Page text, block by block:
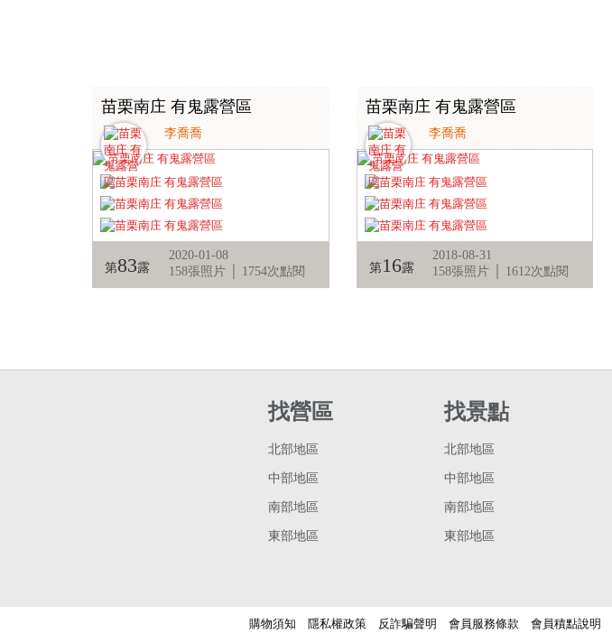
苗栗南庄 有鬼露營區
李喬喬
第83露
2020-01-08
158張照片 │ 1754次點閱
苗栗南庄 有鬼露營區
李喬喬
第16露
2018-08-31
158張照片 │ 1612次點閱
找營區
北部地區
中部地區
南部地區
東部地區
找景點
北部地區
中部地區
南部地區
東部地區
購物須知 隱私權政策 反詐騙聲明 會員服務條款 會員積點說明